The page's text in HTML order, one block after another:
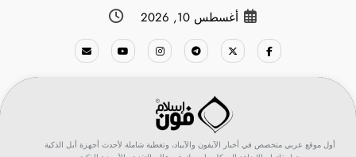
أغسطس 10, 2026
أول موقع عربي متخصص في أخبار الآيفون والآيباد، وتغطية شاملة لأحدث أجهزة أبل الذكية